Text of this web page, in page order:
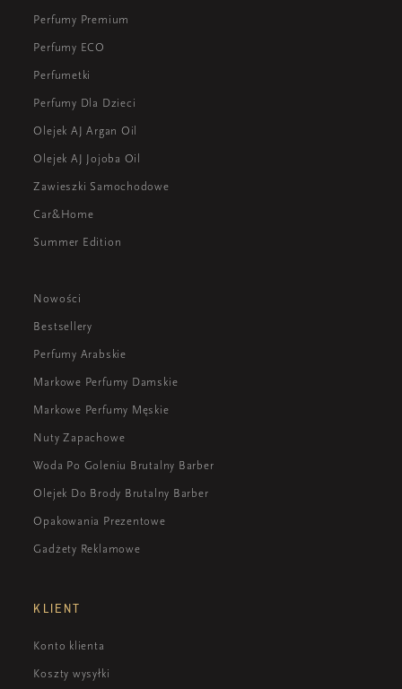
Perfumy Premium
Perfumy ECO
Perfumetki
Perfumy Dla Dzieci
Olejek AJ Argan Oil
Olejek AJ Jojoba Oil
Zawieszki Samochodowe
Car&Home
Summer Edition
Nowości
Bestsellery
Perfumy Arabskie
Markowe Perfumy Damskie
Markowe Perfumy Męskie
Nuty Zapachowe
Woda Po Goleniu Brutalny Barber
Olejek Do Brody Brutalny Barber
Opakowania Prezentowe
Gadżety Reklamowe
KLIENT
Konto klienta
Koszty wysyłki